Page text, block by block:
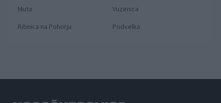
Muta
Vuzenica
Ribnica na Pohorju
Podvelka